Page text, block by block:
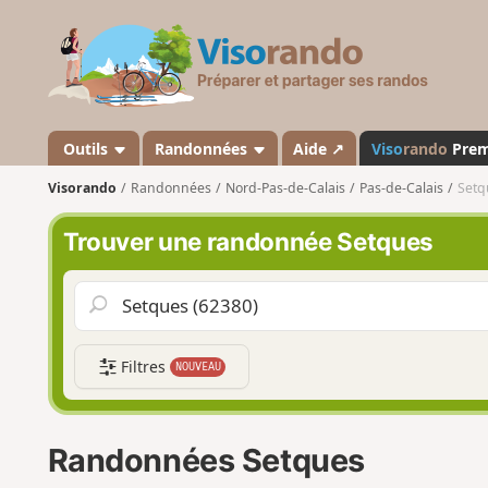
s
a
n
d
o
Outils Randonnées Aide ↗ Visorando
Visorando Randonnées Nord-Pas-de-Calais Pas-de-Calais
Trouver une randonnée Setques
Filtres NOUVEAU
Randonnées Setques